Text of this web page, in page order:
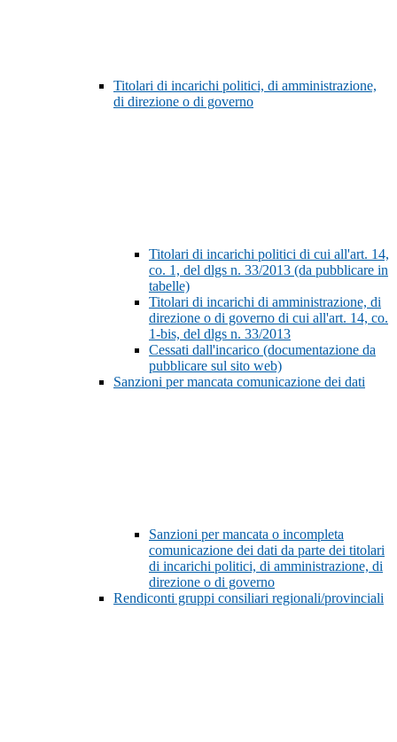
Titolari di incarichi politici, di amministrazione,
di direzione o di governo
Titolari di incarichi politici di cui all'art. 14,
co. 1, del dlgs n. 33/2013 (da pubblicare in
tabelle)
Titolari di incarichi di amministrazione, di
direzione o di governo di cui all'art. 14, co.
1-bis, del dlgs n. 33/2013
Cessati dall'incarico (documentazione da
pubblicare sul sito web)
Sanzioni per mancata comunicazione dei dati
Sanzioni per mancata o incompleta
comunicazione dei dati da parte dei titolari
di incarichi politici, di amministrazione, di
direzione o di governo
Rendiconti gruppi consiliari regionali/provinciali